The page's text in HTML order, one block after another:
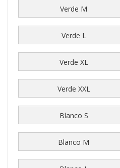
Verde M
Verde L
Verde XL
Verde XXL
Blanco S
Blanco M